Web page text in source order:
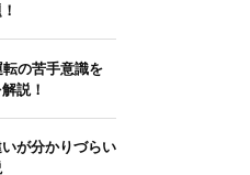
転の苦手意識を
説！
いが分かりづらい